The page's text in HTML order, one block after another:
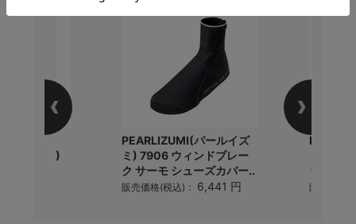
(8.8L)
PEARLIZUMI(パールイズ
ミ) 7906 ウィンドブレー
ク サーモ シューズカバー..
販売価格(税込)： 6,441 円
ック
販売価格(